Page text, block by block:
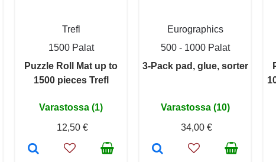
Trefl
1500 Palat
Puzzle Roll Mat up to
1500 pieces Trefl
Varastossa (1)
12,50 €
Eurographics
500 - 1000 Palat
3-Pack pad, glue, sorter
Varastossa (10)
34,00 €